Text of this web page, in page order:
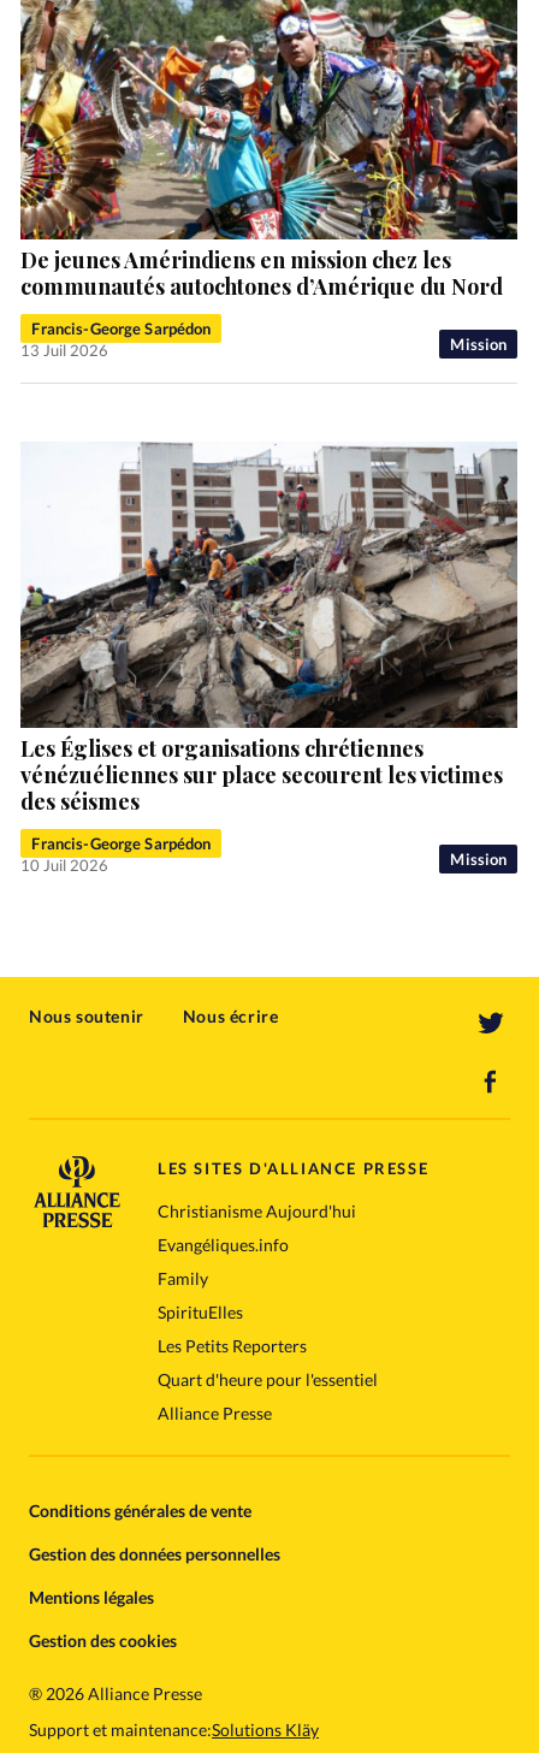
Mission
De jeunes Amérindiens en mission chez les
communautés autochtones d’Amérique du Nord
Francis-George Sarpédon
13 Juil 2026
Mission
Les Églises et organisations chrétiennes
vénézuéliennes sur place secourent les victimes
des séismes
Francis-George Sarpédon
10 Juil 2026
Nous soutenir Nous écrire
LES SITES D'ALLIANCE PRESSE
Christianisme Aujourd'hui
Evangéliques.info
Family
SpirituElles
Les Petits Reporters
Quart d'heure pour l'essentiel
Alliance Presse
Conditions générales de vente
Gestion des données personnelles
Mentions légales
Gestion des cookies
® 2026 Alliance Presse
Support et maintenance:Solutions Kläy